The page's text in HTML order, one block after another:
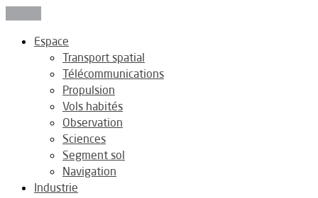
Espace
Transport spatial
Télécommunications
Propulsion
Vols habités
Observation
Sciences
Segment sol
Navigation
Industrie